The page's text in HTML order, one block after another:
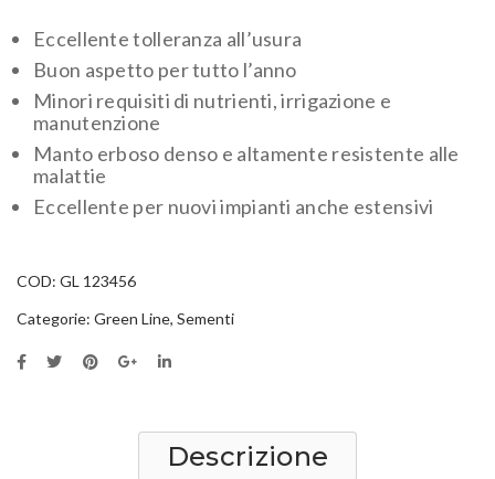
Eccellente tolleranza all’usura
Buon aspetto per tutto l’anno
Minori requisiti di nutrienti, irrigazione e
manutenzione
Manto erboso denso e altamente resistente alle
malattie
Eccellente per nuovi impianti anche estensivi
COD: GL 123456
Categorie: Green Line, Sementi
Descrizione